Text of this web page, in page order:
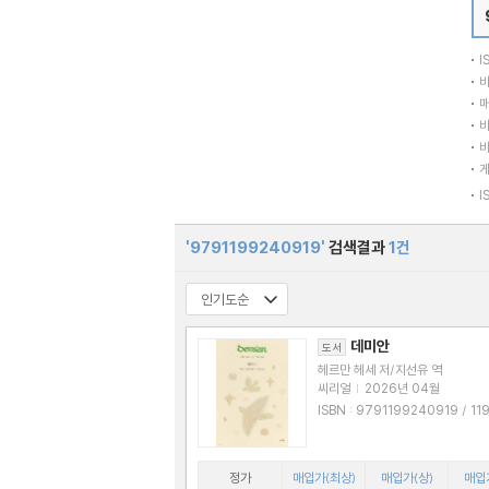
'9791199240919' 검색결과1건
도서 데미안
헤르만 헤세 저/지선유 역
씨리얼 | 2026년 04월
ISBN : 9791199240919 / 1199240
정가 매입가(최상) 매입가(상) 매